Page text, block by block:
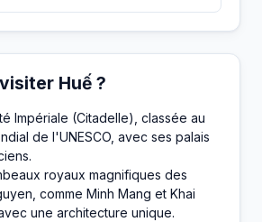
Huế ?
Impériale (Citadelle), classée au
de l'UNESCO, avec ses palais
royaux magnifiques des
comme Minh Mang et Khai
une architecture unique.